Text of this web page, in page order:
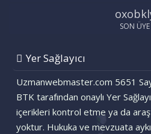
SON ÜYE
Yer Sağlayıcı
Uzmanwebmaster.com 5651
BTK tarafından onaylı Yer
içerikleri kontrol etme ya da
yoktur. Hukuka ve mevzuata